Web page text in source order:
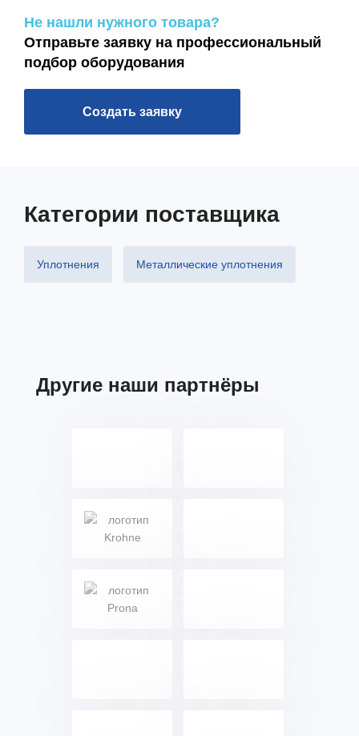
Не нашли нужного товара?
Отправьте заявку на профессиональный
подбор оборудования
Создать заявку
Категории поставщика
Уплотнения Металлические уплотнения
Другие наши партнёры